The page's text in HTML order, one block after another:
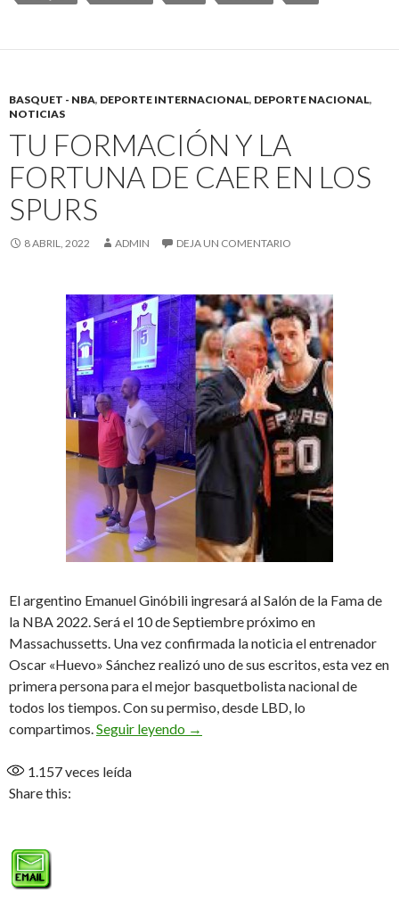
BASQUET - NBA, DEPORTE INTERNACIONAL, DEPORTE NACIONAL,
NOTICIAS
TU FORMACIÓN Y LA
FORTUNA DE CAER EN LOS
SPURS
8 ABRIL, 2022 ADMIN DEJA UN COMENTARIO
El argentino Emanuel Ginóbili ingresará al Salón de la Fama de
la NBA 2022. Será el 10 de Septiembre próximo en
Massachussetts. Una vez confirmada la noticia el entrenador
Oscar «Huevo» Sánchez realizó uno de sus escritos, esta vez en
primera persona para el mejor basquetbolista nacional de
todos los tiempos. Con su permiso, desde LBD, lo
compartimos.Seguir leyendo Tu formación y la fortuna de caer
→
1.157veces leída
Share this: